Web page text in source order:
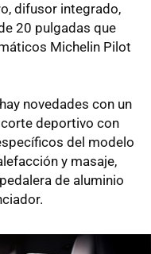
difusor integrado,
20 pulgadas que
Michelin Pilot
novedades con un
deportivo con
del modelo
y masaje,
de aluminio